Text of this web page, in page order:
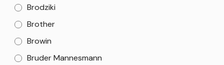
Brodziki
Brother
Browin
Bruder Mannesmann